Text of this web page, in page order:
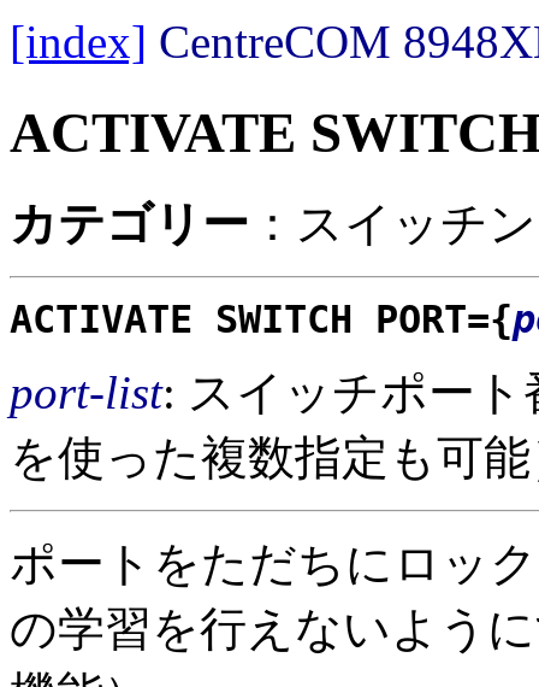
[index] CentreCOM
ACTIVATE
カテゴリー ：スイッチ
ACTIVATE SWITCH PORT={
port-list: スイッチポー
を使った複数指定も可
ポートをただちにロッ
の学習を行えないよう